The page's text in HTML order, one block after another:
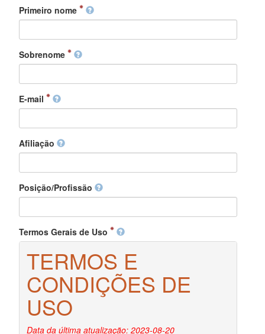
Primeiro nome
Sobrenome
E-mail
Afiliação
Posição/Profissão
Termos Gerais de Uso
TERMOS E
CONDIÇÕES DE
USO
Data da última atualização: 2023-08-20